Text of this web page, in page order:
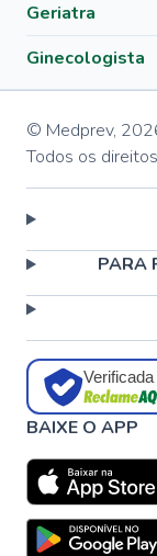
Geriatra
Ginecologista
© Medprev,
Todos os
PARA
Verificada
BAIXE O APP